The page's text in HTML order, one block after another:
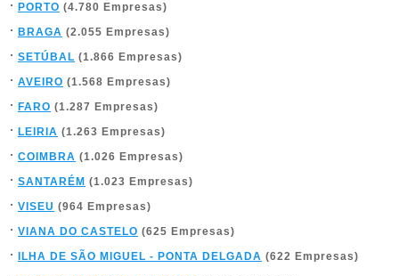
PORTO (4.780 Empresas)
BRAGA (2.055 Empresas)
SETÚBAL (1.866 Empresas)
AVEIRO (1.568 Empresas)
FARO (1.287 Empresas)
LEIRIA (1.263 Empresas)
COIMBRA (1.026 Empresas)
SANTARÉM (1.023 Empresas)
VISEU (964 Empresas)
VIANA DO CASTELO (625 Empresas)
ILHA DE SÃO MIGUEL - PONTA DELGADA (622 Empresas)